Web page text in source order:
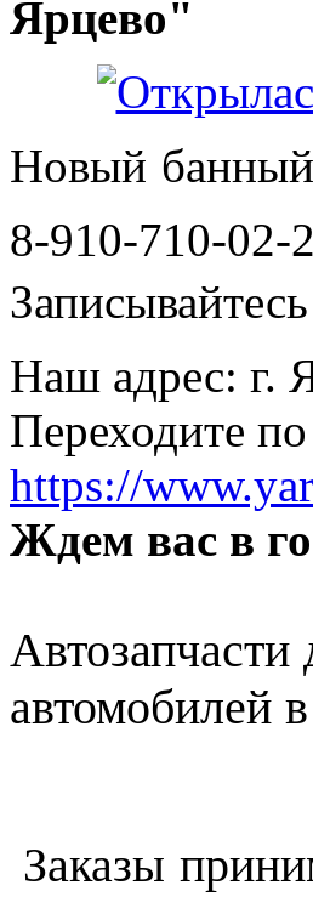
Ярцево"
Новый банный
8-910-710-02-
Наш адрес: г.
Переходите
https://
Ждем вас в
автомобилей
Заказы